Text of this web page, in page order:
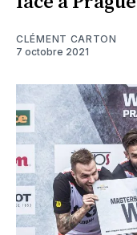
CLÉMENT CARTON
7 octobre 2021